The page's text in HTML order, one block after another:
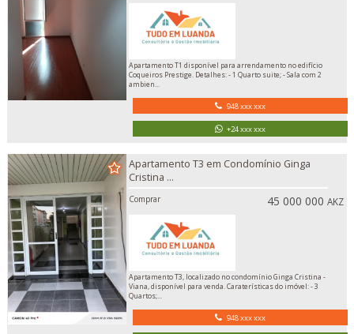
Apartamento T1 disponível para arrendamento no edifício
Coqueiros Prestige. Detalhes: - 1 Quarto suite; - Sala com 2
ambien...
948 xxx xxx
+24 xxx xxx
Apartamento T3 em Condomínio Ginga
Cristina ...
Comprar 45 000 000AKZ
Apartamento T3, localizado no condomínio Ginga Cristina -
Viana, disponível para venda. Caraterísticas do imóvel: - 3
Quartos;...
948 xxx xxx